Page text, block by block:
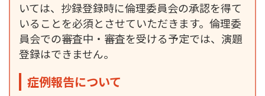
いては、抄録登録時に倫理委員会の承認を得て
いることを必須とさせていただきます。倫理委
員会での審査中・審査を受ける予定では、演題
登録はできません。
症例報告について